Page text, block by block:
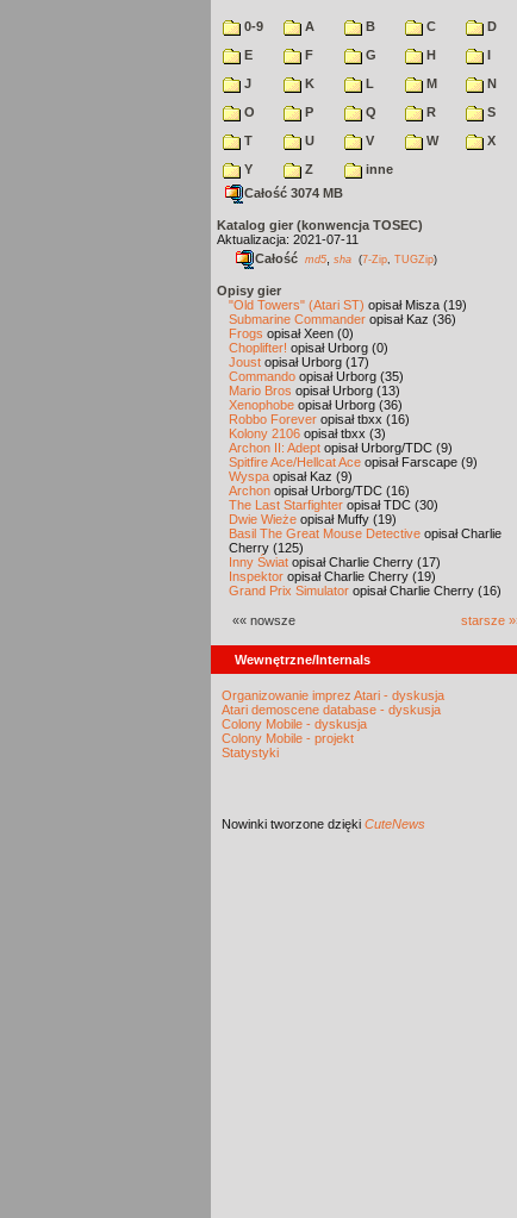
0-9 A B C
D
E
F G H
I
J
K L M
N
O
P Q R
S
T
U V W
X
Y
Z
inne
Całość 3074 MB
Katalog gier (konwencja TOSEC)
Aktualizacja: 2021-07-11
Całość md5 sha (7-Zip TUGZip)
Opisy gier
"Old Towers" (Atari ST) opisał Misza (19)
Submarine Commander opisał Kaz (36)
Frogs opisał Xeen (0)
Choplifter! opisał Urborg (0)
Joust opisał Urborg (17)
Commando opisał Urborg (35)
Mario Bros opisał Urborg (13)
Xenophobe opisał Urborg (36)
Robbo Forever opisał tbxx (16)
Kolony 2106 opisał tbxx (3)
Archon II: Adept opisał Urborg/TDC (9)
Spitfire Ace/Hellcat Ace opisał Farscape (9)
Wyspa opisał Kaz (9)
Archon opisał Urborg/TDC (16)
The Last Starfighter opisał TDC (30)
Dwie Wieże opisał Muffy (19)
Basil The Great Mouse Detective opisał Charlie
Cherry (125)
Inny Świat opisał Charlie Cherry (17)
Inspektor opisał Charlie Cherry (19)
Grand Prix Simulator opisał Charlie Cherry (16)
«« nowsze starsze
Wewnętrzne/Internals
Organizowanie imprez Atari - dyskusja
Atari demoscene database - dyskusja
Colony Mobile - dyskusja
Colony Mobile - projekt
Statystyki
Nowinki tworzone dzięki CuteNews